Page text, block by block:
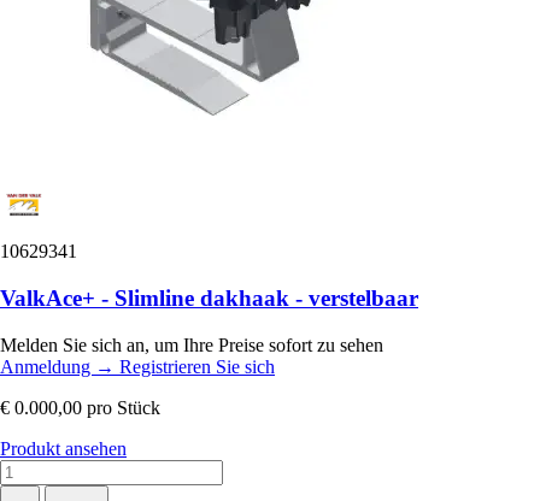
10629341
ValkAce+ - Slimline dakhaak - verstelbaar
Melden Sie sich an, um Ihre Preise sofort zu sehen
Anmeldung → Registrieren Sie sich
€ 0.000,00 pro Stück
Produkt ansehen